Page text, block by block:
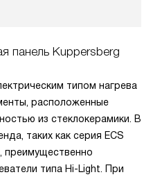
панель Kuppersberg
типом нагрева
расположенные
из стеклокерамики. В
таких как серия ECS
преимущественно
типа Hi-Light. При